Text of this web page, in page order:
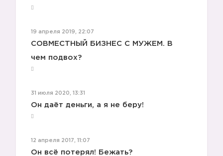
19 апреля 2019, 22:07
СОВМЕСТНЫЙ БИЗНЕС С МУЖЕМ. В
чем подвох?
31 июля 2020, 13:31
Он даёт деньги, а я не беру!
12 апреля 2017, 11:07
Он всё потерял! Бежать?